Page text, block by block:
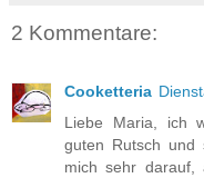
2 Kommentare:
Cooketteria
Liebe Maria, ich
guten Rutsch und
mich sehr darauf,